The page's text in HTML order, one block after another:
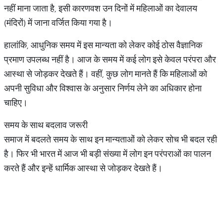
नहीं माना जाता है, इसी कारणवश उन दिनों में महिलाओं का देवालय
(मंदिरों) में जाना वर्जित किया गया है।
हालांकि, आधुनिक समय में इस मान्यता को लेकर कोई ठोस वैज्ञानिक
प्रमाण उपलब्ध नहीं है। आज के समय में कई लोग इसे केवल परंपरा और
आस्था से जोड़कर देखते हैं। वहीं, कुछ लोग मानते हैं कि महिलाओं को
अपनी सुविधा और विश्वास के अनुसार निर्णय लेने का अधिकार होना
चाहिए।
समय के साथ बदलाव जरूरी
समाज में बदलते समय के साथ इन मान्यताओं को लेकर सोच भी बदल रही
है। फिर भी भारत में आज भी बड़ी संख्या में लोग इन परंपराओं का पालन
करते हैं और इन्हें धार्मिक आस्था से जोड़कर देखते हैं।